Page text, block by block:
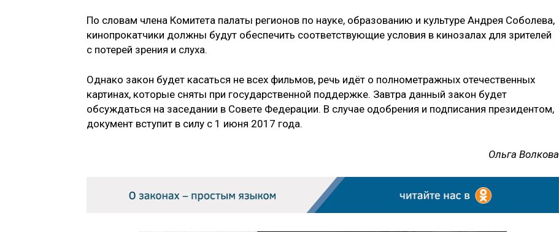
По словам члена Комитета палаты регионов по науке, образованию и культуре Андрея Соболева,
кинопрокатчики должны будут обеспечить соответствующие условия в кинозалах для зрителей
с потерей зрения и слуха.
Однако закон будет касаться не всех фильмов, речь идёт о полнометражных отечественных
картинах, которые сняты при государственной поддержке. Завтра данный закон будет
обсуждаться на заседании в Совете Федерации. В случае одобрения и подписания президентом,
документ вступит в силу с 1 июня 2017 года.
Ольга Волкова